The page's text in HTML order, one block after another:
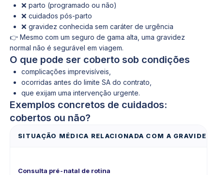
❌ parto (programado ou não)
❌ cuidados pós-parto
❌ gravidez conhecida sem caráter de urgência
👉 Mesmo com um seguro de gama alta, uma gravidez
normal não é segurável em viagem.
O que pode ser coberto sob condições
complicações imprevisíveis,
ocorridas antes do limite SA do contrato,
que exijam uma intervenção urgente.
Exemplos concretos de cuidados:
cobertos ou não?
SITUAÇÃO MÉDICA RELACIONADA COM A GRAVIDEZ
Consulta pré-natal de rotina